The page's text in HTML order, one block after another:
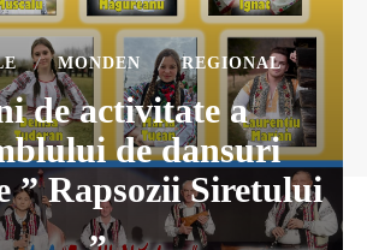
MONDEN REGIONAL
de activitate a
de dansuri
” Rapsozii Siretului
„